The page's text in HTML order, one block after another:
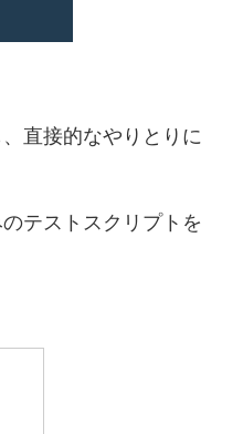
直接的なやりとりに
テストスクリプトを